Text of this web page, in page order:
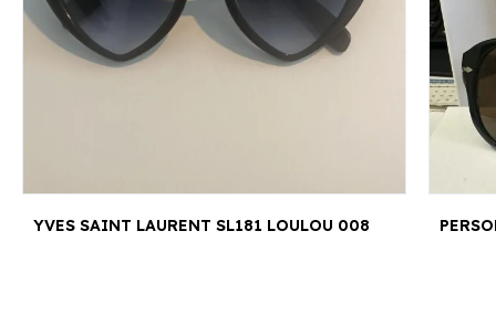
YVES SAINT LAURENT SL181 LOULOU 008